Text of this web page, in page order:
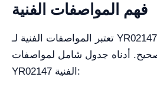
فهم المواصفات الفنية
تعتبر المواصفات الفنية لـ YR02147 ضرورية لفهم قدراته
أدناه جدول شامل لمواصفات
YR02147 الفنية: